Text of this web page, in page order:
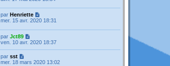
par Henriette
mer. 15 avr. 2020 18:31
par Jct89
ven. 10 avr. 2020 18:37
par sst
mer. 18 mars 2020 13:02